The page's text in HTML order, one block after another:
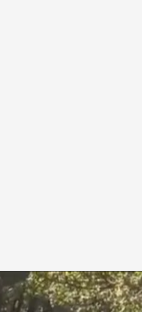
con su vehículo comunitario